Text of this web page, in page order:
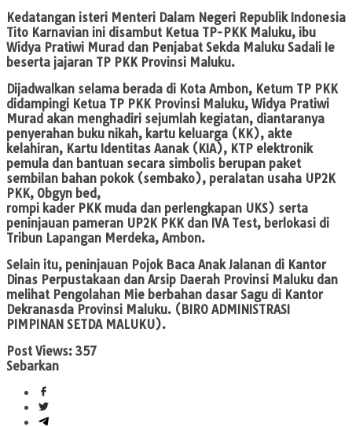
Kedatangan isteri Menteri Dalam Negeri Republik Indonesia
Tito Karnavian ini disambut Ketua TP-PKK Maluku, ibu
Widya Pratiwi Murad dan Penjabat Sekda Maluku Sadali Ie
beserta jajaran TP PKK Provinsi Maluku.
Dijadwalkan selama berada di Kota Ambon, Ketum TP PKK
didampingi Ketua TP PKK Provinsi Maluku, Widya Pratiwi
Murad akan menghadiri sejumlah kegiatan, diantaranya
penyerahan buku nikah, kartu keluarga (KK), akte
kelahiran, Kartu Identitas Aanak (KIA), KTP elektronik
pemula dan bantuan secara simbolis berupan paket
sembilan bahan pokok (sembako), peralatan usaha UP2K
PKK, Obgyn bed,
rompi kader PKK muda dan perlengkapan UKS) serta
peninjauan pameran UP2K PKK dan IVA Test, berlokasi di
Tribun Lapangan Merdeka, Ambon.
Selain itu, peninjauan Pojok Baca Anak Jalanan di Kantor
Dinas Perpustakaan dan Arsip Daerah Provinsi Maluku dan
melihat Pengolahan Mie berbahan dasar Sagu di Kantor
Dekranasda Provinsi Maluku. (BIRO ADMINISTRASI
PIMPINAN SETDA MALUKU).
Post Views: 357
Sebarkan